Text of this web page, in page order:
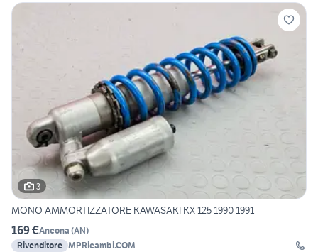
3
MONO AMMORTIZZATORE KAWASAKI KX 125 1990 1991
169 €Ancona (AN)
Rivenditore MPRicambi.COM